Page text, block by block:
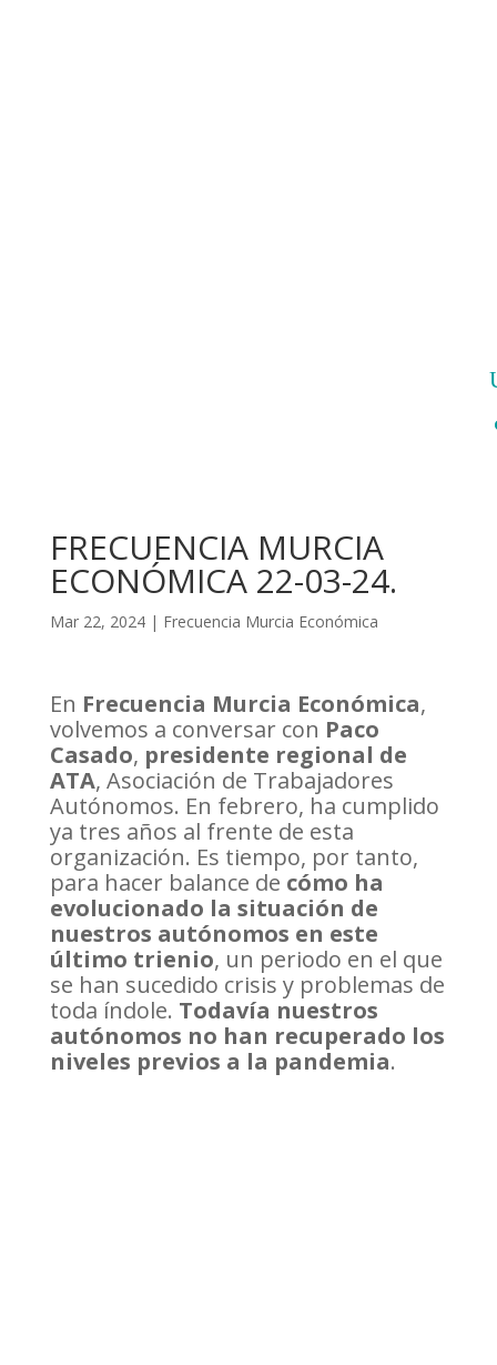
FRECUENCIA MURCIA
ECONÓMICA 22-03-24.
Mar 22, 2024| Frecuencia Murcia Económica
En Frecuencia Murcia Económica,
volvemos a conversar con Paco
Casado, presidente regional de
ATA, Asociación de Trabajadores
Autónomos. En febrero, ha cumplido
ya tres años al frente de esta
organización. Es tiempo, por tanto,
para hacer balance de cómo ha
evolucionado la situación de
nuestros autónomos en este
último trienio, un periodo en el que
se han sucedido crisis y problemas de
toda índole. Todavía nuestros
autónomos no han recuperado los
niveles previos a la pandemia.